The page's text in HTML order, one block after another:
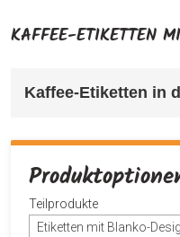
KAFFEE-ETIKETTEN
Kaffee-Etiketten in
Teilprodukte
Etiketten mit Blanko-